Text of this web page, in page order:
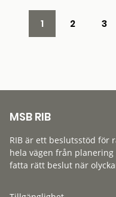
1 2 3
MSB RIB
RIB är ett beslutsstöd för
hela vägen från
fatta rätt beslut när